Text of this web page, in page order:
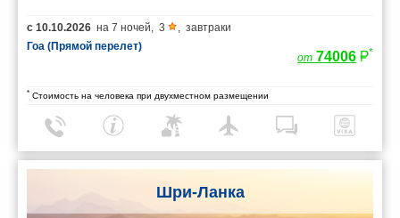
с 10.10.2026 на 7 ночей, 3 , завтраки
Гоа (Прямой перелет)
от 74006 *
* Стоимость на человека при двухместном размещении
Шри-Ланка